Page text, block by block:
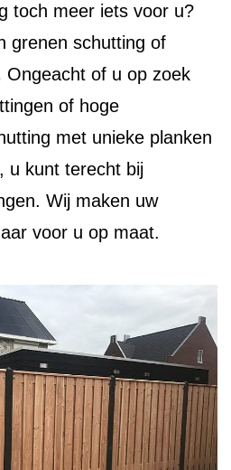
toch meer iets voor u?
grenen schutting of
Ongeacht of u op zoek
of hoge
met unieke planken
u kunt terecht bij
Wij maken uw
voor u op maat.